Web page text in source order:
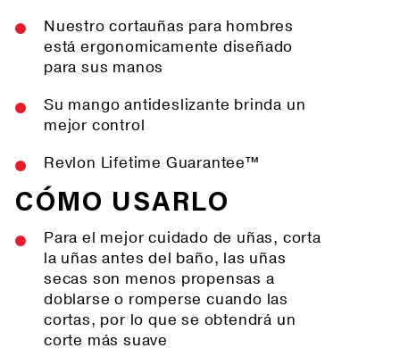
Nuestro cortauñas para hombres
está ergonomicamente diseñado
para sus manos
Su mango antideslizante brinda un
mejor control
Revlon Lifetime Guarantee™
CÓMO USARLO
Para el mejor cuidado de uñas, corta
la uñas antes del baño, las uñas
secas son menos propensas a
doblarse o romperse cuando las
cortas, por lo que se obtendrá un
corte más suave